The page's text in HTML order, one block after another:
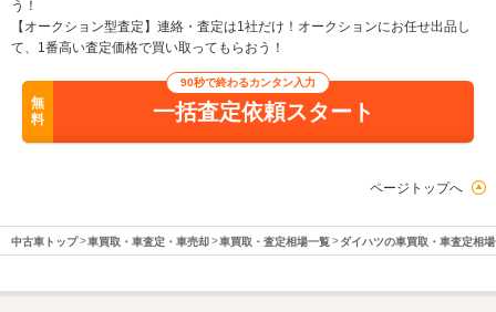
う！
【オークション型査定】連絡・査定は1社だけ！オークションにお任せ出品し
て、1番高い査定価格で買い取ってもらおう！
無
料
90秒で終わるカンタン入力
一括査定依頼スタート
ページトップへ
中古車トップ 車買取・車査定・車売却 車買取・査定相場一覧 ダイハツの車買取・車査定相